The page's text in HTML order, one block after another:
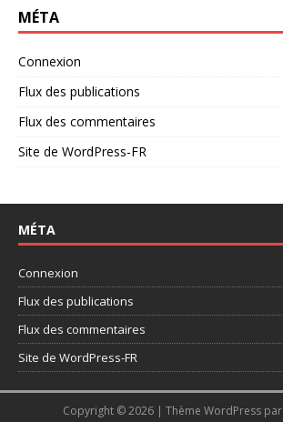
MÉTA
Connexion
Flux des publications
Flux des commentaires
Site de WordPress-FR
MÉTA
Connexion
Flux des publications
Flux des commentaires
Site de WordPress-FR
Copyright © 2026 | Thème WordPress par